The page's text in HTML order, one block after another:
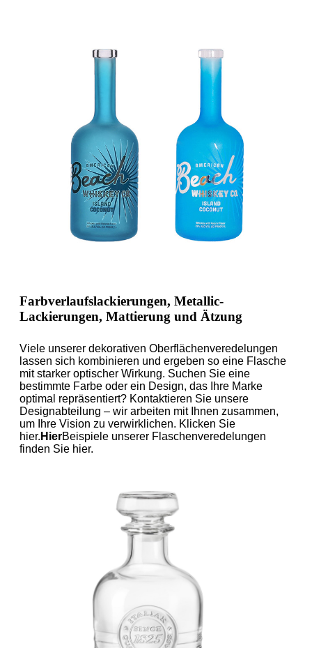
Farbverlaufslackierungen, Metallic-
Lackierungen, Mattierung und Ätzung
Viele unserer dekorativen Oberflächenveredelungen
lassen sich kombinieren und ergeben so eine Flasche
mit starker optischer Wirkung. Suchen Sie eine
bestimmte Farbe oder ein Design, das Ihre Marke
optimal repräsentiert? Kontaktieren Sie unsere
Designabteilung – wir arbeiten mit Ihnen zusammen,
um Ihre Vision zu verwirklichen. Klicken Sie
hier. HierBeispiele unserer Flaschenveredelungen
finden Sie hier.